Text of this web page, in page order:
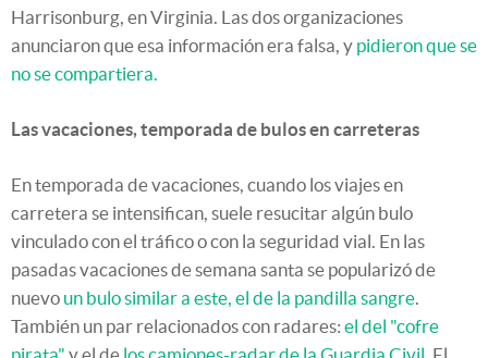
Harrisonburg, en Virginia. Las dos organizaciones
anunciaron que esa información era falsa, y pidieron que se
no se compartiera.
Las vacaciones, temporada de bulos en carreteras
En temporada de vacaciones, cuando los viajes en
carretera se intensifican, suele resucitar algún bulo
vinculado con el tráfico o con la seguridad vial. En las
pasadas vacaciones de semana santa se popularizó de
nuevo un bulo similar a este, el de la pandilla sangre.
También un par relacionados con radares: el del "cofre